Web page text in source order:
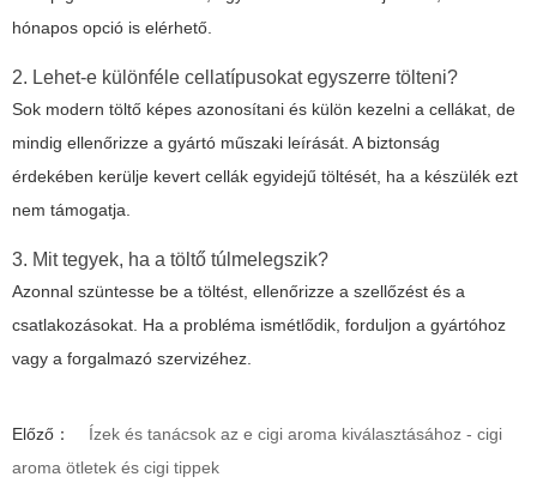
hónapos opció is elérhető.
2. Lehet-e különféle cellatípusokat egyszerre tölteni?
Sok modern töltő képes azonosítani és külön kezelni a cellákat, de
mindig ellenőrizze a gyártó műszaki leírását. A biztonság
érdekében kerülje kevert cellák egyidejű töltését, ha a készülék ezt
nem támogatja.
3. Mit tegyek, ha a töltő túlmelegszik?
Azonnal szüntesse be a töltést, ellenőrizze a szellőzést és a
csatlakozásokat. Ha a probléma ismétlődik, forduljon a gyártóhoz
vagy a forgalmazó szervizéhez.
Előző：
Ízek és tanácsok az e cigi aroma kiválasztásához - cigi
aroma ötletek és cigi tippek